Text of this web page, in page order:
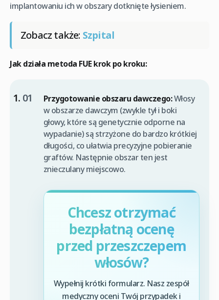
implantowaniu ich w obszary dotknięte łysieniem.
Zobacz także: Szpital
Jak działa metoda FUE krok po kroku:
Przygotowanie obszaru dawczego:Włosy
w obszarze dawczym (zwykle tył i boki
głowy, które są genetycznie odporne na
wypadanie) są strzyżone do bardzo krótkiej
długości, co ułatwia precyzyjne pobieranie
graftów. Następnie obszar ten jest
znieczulany miejscowo.
Chcesz otrzymać
bezpłatną ocenę
przed przeszczepem
włosów?
Wypełnij krótki formularz. Nasz zespół
medyczny oceni Twój przypadek i